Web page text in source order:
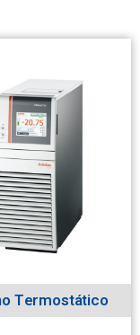
Termostático